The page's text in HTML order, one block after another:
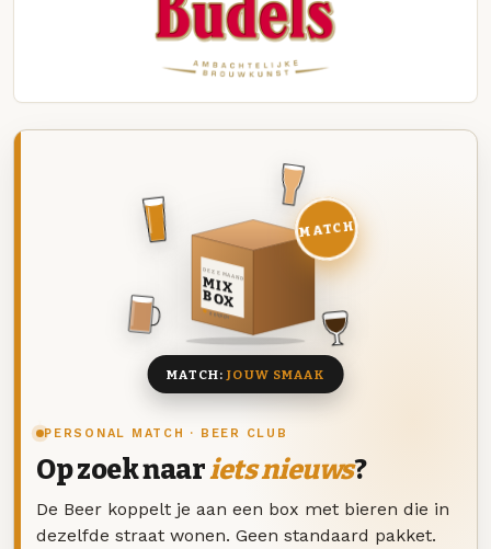
PERSONAL MATCH · BEER CLUB
Op zoek naariets nieuws?
De Beer koppelt je aan een box met bieren die in
dezelfde straat wonen. Geen standaard pakket.
DEZE MAAND
MIX
BOX
8 BIEREN
MATCH
MATCH:JOUW SMAAK